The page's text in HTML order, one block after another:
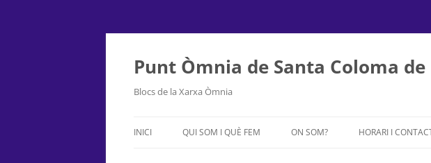
Punt Òmnia de Santa Coloma
Blocs de la Xarxa Òmnia
INICI QUI SOM I QUÈ FEM ON SOM? HORARI I